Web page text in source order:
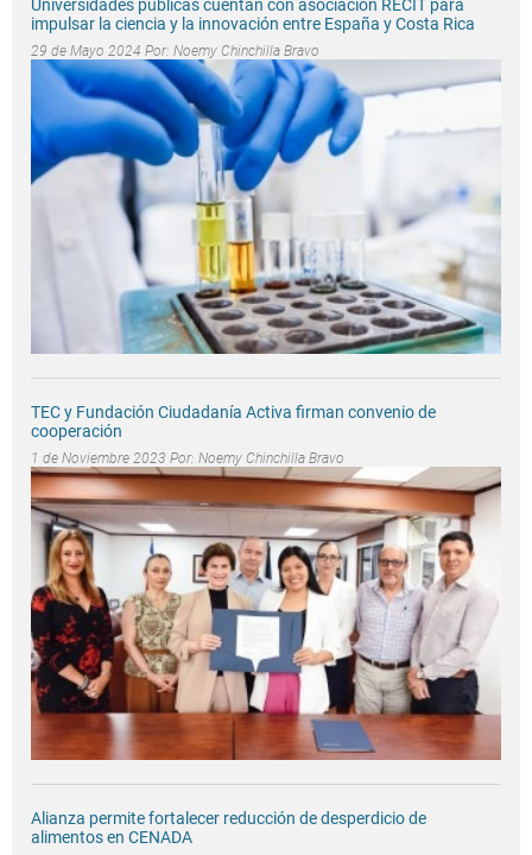
Universidades públicas cuentan con asociación RECIT para
impulsar la ciencia y la innovación entre España y Costa Rica
29 de Mayo 2024 Por: Noemy Chinchilla Bravo
TEC y Fundación Ciudadanía Activa firman convenio de
cooperación
1 de Noviembre 2023 Por: Noemy Chinchilla Bravo
Alianza permite fortalecer reducción de desperdicio de
alimentos en CENADA